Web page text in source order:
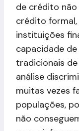
de crédito
crédito
instituições
capacidade
tradicionais
análise
muitas vezes
populações,
não